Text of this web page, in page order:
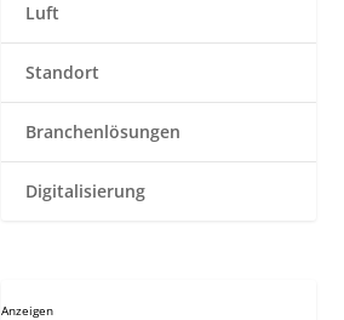
Luft
Standort
Branchenlösungen
Digitalisierung
Anzeigen